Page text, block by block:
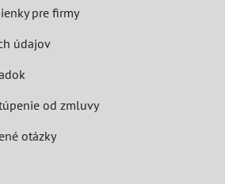
pre firmy
údajov
od zmluvy
otázky